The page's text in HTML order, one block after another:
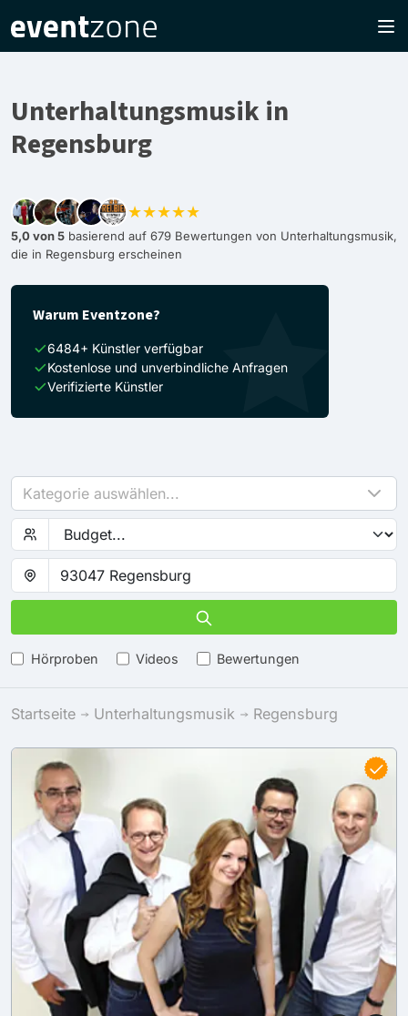
Unterhaltungsmusik in
Regensburg
★★★★★
5,0 von 5 basierend auf 679 Bewertungen von Unterhaltungsmusik,
die in Regensburg erscheinen
Warum Eventzone?
6484+ Künstler verfügbar
Kostenlose und unverbindliche Anfragen
Verifizierte Künstler
Kategorie auswählen...
Hörproben Videos Bewertungen
Startseite Unterhaltungsmusik Regensburg